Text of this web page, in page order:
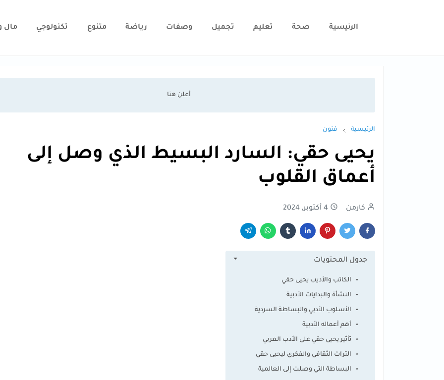
الرئيسية صحة تعليم تجميل وصفات رياضة متنوع تكنولوجي مال
الرئيسية فنون
يحيى حقي: السارد البسيط الذي وصل إلى
أعماق القلوب
كارمن 4 أكتوبر, 2024
جدول المحتويات
الكاتب والأديب يحيى حقي
النشأة والبدايات الأدبية
الأسلوب الأدبي والبساطة السردية
أهم أعماله الأدبية
تأثير يحيى حقي على الأدب العربي
التراث الثقافي والفكري ليحيى حقي
البساطة التي وصلت إلى العالمية